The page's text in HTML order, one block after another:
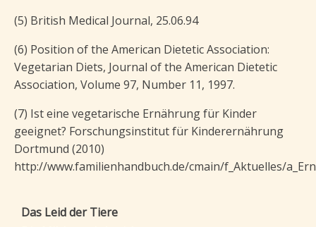
(5) British Medical Journal, 25.06.94
(6) Position of the American Dietetic Association:
Vegetarian Diets, Journal of the American Dietetic
Association, Volume 97, Number 11, 1997.
(7) Ist eine vegetarische Ernährung für Kinder
geeignet? Forschungsinstitut für Kinderernährung
Dortmund (2010)
http://www.familienhandbuch.de/cmain/f_Aktuelles/
Das Leid der Tiere